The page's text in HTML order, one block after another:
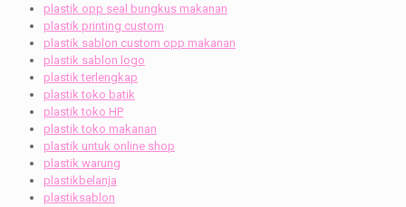
plastik opp seal bungkus makanan
plastik printing custom
plastik sablon custom opp makanan
plastik sablon logo
plastik terlengkap
plastik toko batik
plastik toko HP
plastik toko makanan
plastik untuk online shop
plastik warung
plastikbelanja
plastiksablon